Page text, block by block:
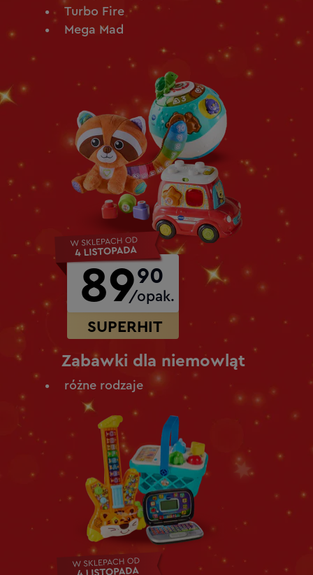
Turbo Fire
Mega Mad
Zabawki dla niemowląt
89
SUPERHIT
/opak.
90
różne rodzaje